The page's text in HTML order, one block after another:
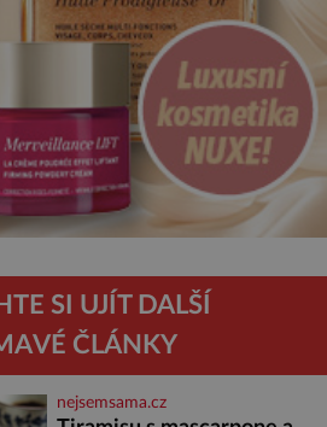
SI UJÍT DALŠÍ
ČLÁNKY
nejsemsama.cz